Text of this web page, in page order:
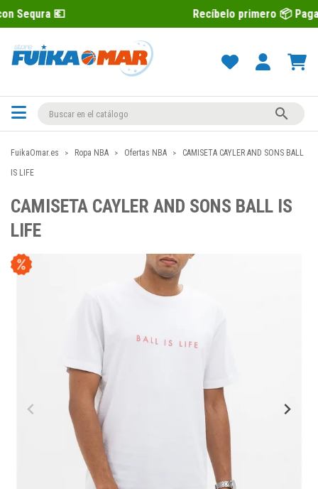
Recíbelo primero 📦 Paga después con

FuikaOmar.es Ropa NBA Ofertas NBA
CAMISETA CAYLER AND SONS BALL
IS LIFE
CAMISETA CAYLER AND SONS BALL IS
LIFE